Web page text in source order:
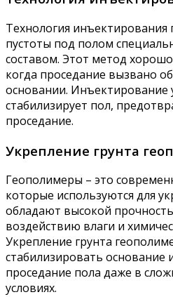
Технология инъектирования
пустоты под полом
составом. Этот метод
когда проседание вызвано
основании. Инъектирование
стабилизирует пол,
проседание.
Укрепление грунта
Геополимеры – это
которые используются для
обладают высокой
воздействию влаги и
Укрепление грунта
стабилизировать основание
проседание пола даже в
условиях.